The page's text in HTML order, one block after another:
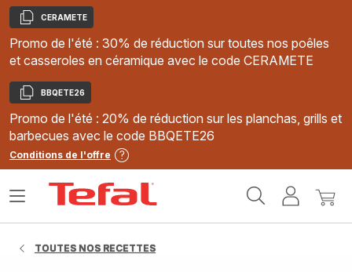
Copier
CERAMETE
Promo de l'été : 30% de réduction sur toutes nos poêles
et casseroles en céramique avec le code CERAMETE
Copier
BBQETE26
Promo de l'été : 20% de réduction sur les planchas, grills et
barbecues avec le code BBQETE26
Conditions de l'offre
MonMon
Ouvrir
TOUTES NOS RECETTES